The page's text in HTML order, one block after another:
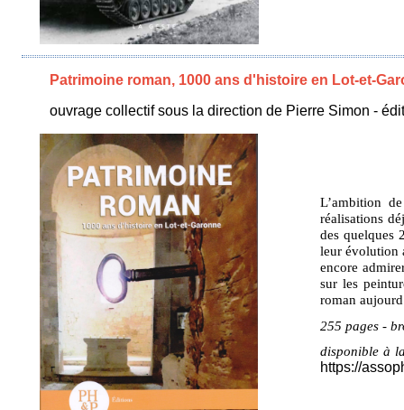
Patrimoine roman, 1000 ans d'histoire en Lot-et-
ouvrage collectif sous la direction de Pierre Simon -
L’ambition
réalisations
des quelques
leur évolution
encore
sur les
roman
255 pages -
disponible à
https://